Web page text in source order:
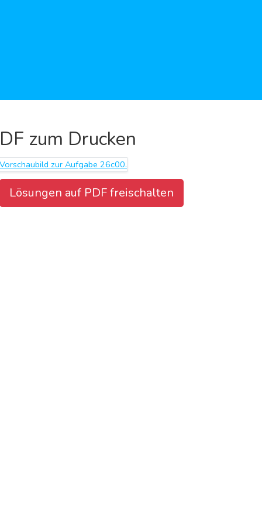
zum Drucken
Aufgabenblatt herunterladen
Lösungen auf PDF freischalten